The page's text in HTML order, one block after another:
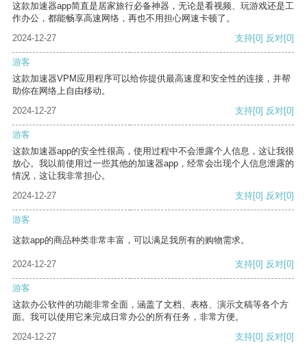
这款加速器app简直是居家旅行必备神器，无论是看视频、玩游戏还是工
作办公，都能畅享高速网络，再也不用担心网速卡顿了。
2024-12-27
支持[0] 反对[0]
游客
这款加速器VPM应用程序可以给你提供最高速度和安全性的连接，并帮
助你在网络上自由移动。
2024-12-27
支持[0] 反对[0]
游客
这款加速器app的安全性很高，使用过程中不会泄露个人信息，这让我很
放心。我以前使用过一些其他的加速器app，经常会出现个人信息泄露的
情况，这让我非常担心。
2024-12-27
支持[0] 反对[0]
游客
这款app的商品种类非常丰富，可以满足我所有的购物需求。
2024-12-27 支持[0] 反对[0]
游客
这款办公软件的功能非常全面，涵盖了文档、表格、演示文稿等各个方
面。我可以使用它来完成日常办公的所有任务，非常方便。
2024-12-27
支持[0] 反对[0]